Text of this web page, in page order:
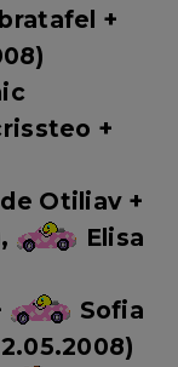
+
+
Otiliav +
Elisa
Sofia